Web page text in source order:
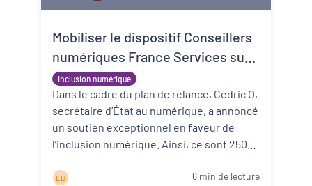
Inclusion numérique
Mobiliser le dispositif Conseillers
numériques France Services sur
son territoire
Dans le cadre du plan de relance, Cédric O,
secrétaire d’État au numérique, a annoncé
un soutien exceptionnel en faveur de
l’inclusion numérique. Ainsi, ce sont 250
L B
6 min de lecture